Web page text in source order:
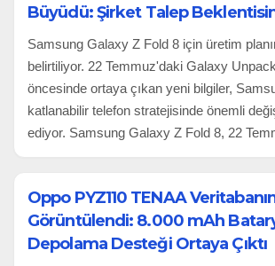
Büyüdü: Şirket Talep
Samsung Galaxy Z Fold 8 için üretim
belirtiliyor. 22 Temmuz'daki Galaxy
öncesinde ortaya çıkan yeni bilgiler,
katlanabilir telefon stratejisinde önemli
ediyor. Samsung Galaxy Z Fold 8, 22
Oppo PYZ110 TENAA
Görüntülendi: 8.000 mAh
Depolama Desteği Ortaya Çıktı